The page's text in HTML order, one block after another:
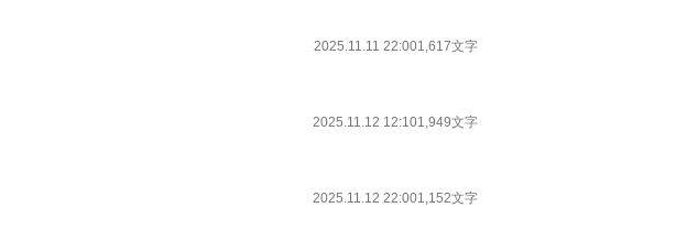
2025.11.11 22:001,617文字
2025.11.12 12:101,949文字
2025.11.12 22:001,152文字